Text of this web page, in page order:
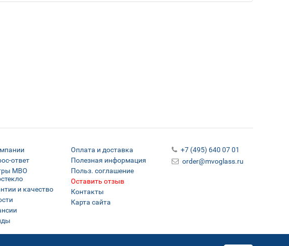
ответ
МВО
и качество
Оплата и доставка
Полезная информация
Польз. соглашение
Оставить отзыв
Контакты
Карта сайта
+7 (495) 640 07 01
order@mvoglass.ru